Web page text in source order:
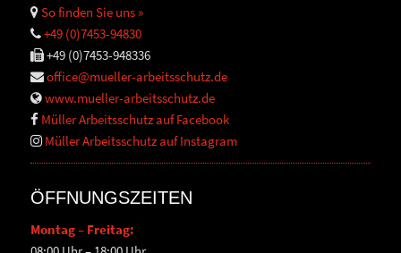
So finden Sie uns »
+49 (0)7453-94830
+49 (0)7453-948336
office@mueller-arbeitsschutz.de
www.mueller-arbeitsschutz.de
Müller Arbeitsschutz auf Facebook
Müller Arbeitsschutz auf Instagram
ÖFFNUNGSZEITEN
Montag – Freitag: